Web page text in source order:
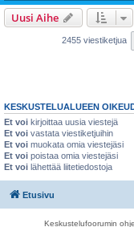
Uusi Aihe
2455 viestiketjua
KESKUSTELUALUEEN
Et voi kirjoittaa uusia viestejä
Et voi vastata viestiketjuihin
Et voi muokata omia viestejäsi
Et voi poistaa omia viestejäsi
Et voi lähettää liitetiedostoja
Etusivu
Keskustelufoorumin